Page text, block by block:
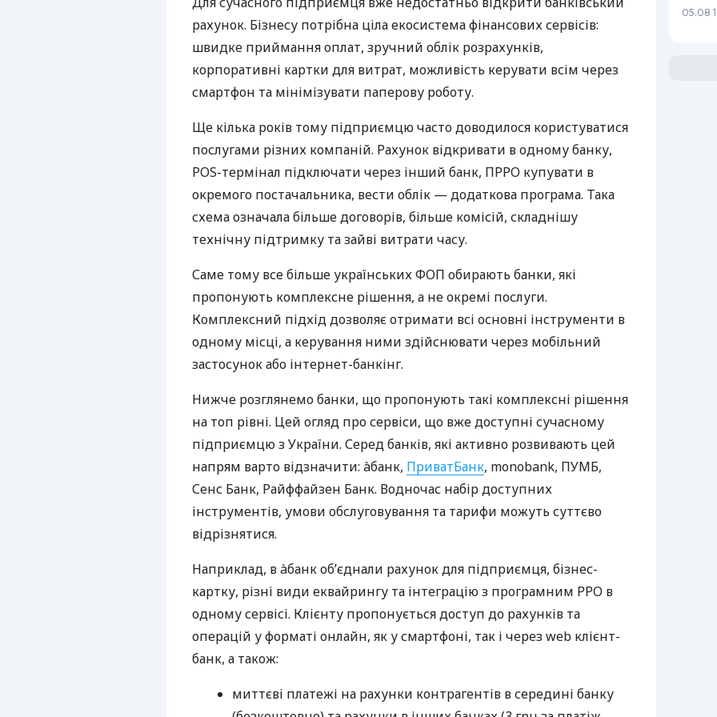
рахунок. Бізнесу потрібна ціла екосистема фінансових сервісів:
швидке приймання оплат, зручний облік розрахунків,
корпоративні картки для витрат, можливість керувати всім через
смартфон та мінімізувати паперову роботу.
Ще кілька років тому підприємцю часто доводилося користуватися
послугами різних компаній. Рахунок відкривати в одному банку,
POS-термінал підключати через інший банк, ПРРО купувати в
окремого постачальника, вести облік — додаткова програма. Така
схема означала більше договорів, більше комісій, складнішу
технічну підтримку та зайві витрати часу.
Саме тому все більше українських ФОП обирають банки, які
пропонують комплексне рішення, а не окремі послуги.
Комплексний підхід дозволяє отримати всі основні інструменти в
одному місці, а керування ними здійснювати через мобільний
застосунок або інтернет-банкінг.
Нижче розглянемо банки, що пропонують такі комплексні рішення
на топ рівні. Цей огляд про сервіси, що вже доступні сучасному
підприємцю з України. Серед банків, які активно розвивають цей
напрям варто відзначити: àбанк, ПриватБанк, monobank, ПУМБ,
Сенс Банк, Райффайзен Банк. Водночас набір доступних
інструментів, умови обслуговування та тарифи можуть суттєво
відрізнятися.
Наприклад, в àбанк об’єднали рахунок для підприємця, бізнес-
картку, різні види еквайрингу та інтеграцію з програмним РРО в
одному сервісі. Клієнту пропонується доступ до рахунків та
операцій у форматі онлайн, як у смартфоні, так і через web клієнт-
банк, а також:
миттєві платежі на рахунки контрагентів в середині банку
05.08